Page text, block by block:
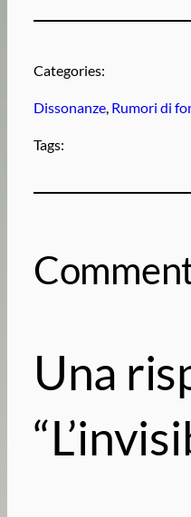
Categories:
Dissonanze, Rumori di
Tags:
Una